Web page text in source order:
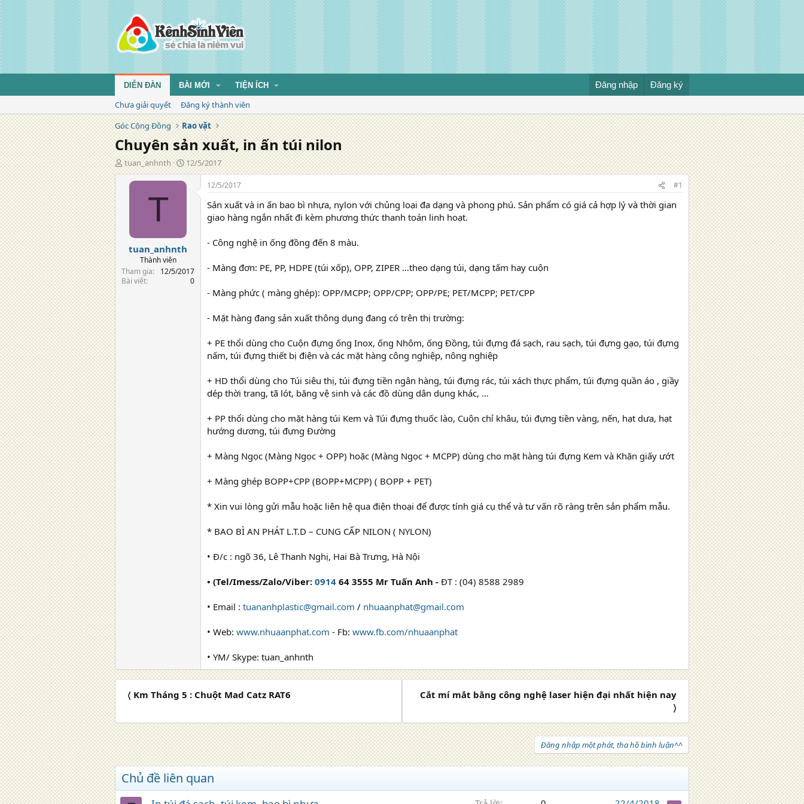
DIỄN ĐÀN BÀI MỚI TIỆN ÍCH Đăng nhập Đăng ký
Chưa giải quyết
Đăng ký thành viên
Góc Cộng Đồng
Rao vặt
Chuyên sản xuất, in ấn túi nilon
T
á
tuan_anhnth
N
g
à
g
12/5/2017
T
tuan_anhnth
Thành viên
Tham gia
12/5/2017
Bài viết
0
12/5/2017 #1
Sản xuất và in ấn bao bì nhựa, nylon với chủng loại đa dạng và phong phú. Sản phẩm có giá cả hợp lý và thời gian
giao hàng ngắn nhất đi kèm phương thức thanh toán linh hoạt.
- Công nghệ in ống đồng đến 8 màu.
- Màng đơn: PE, PP, HDPE (túi xốp), OPP, ZIPER ...theo dạng túi, dạng tấm hay cuộn
- Màng phức ( màng ghép): OPP/MCPP; OPP/CPP; OPP/PE; PET/MCPP; PET/CPP
- Mặt hàng đang sản xuất thông dụng đang có trên thị trường:
+ PE thổi dùng cho Cuộn đựng ống Inox, ống Nhôm, ống Đồng, túi đựng đá sạch, rau sạch, túi đựng gạo, túi đựng
nấm, túi đựng thiết bị điện và các mặt hàng công nghiệp, nông nghiệp
+ HD thổi dùng cho Túi siêu thị, túi đựng tiền ngân hàng, túi đựng rác, túi xách thực phẩm, túi đựng quần áo , giầy
dép thời trang, tã lót, băng vệ sinh và các đồ dùng dân dụng khác, …
+ PP thổi dùng cho mặt hàng túi Kem và Túi đựng thuốc lào, Cuộn chỉ khâu, túi đựng tiền vàng, nến, hạt dưa, hạt
hướng dương, túi đựng Đường
+ Màng Ngọc (Màng Ngọc + OPP) hoặc (Màng Ngọc + MCPP) dùng cho mặt hàng túi đựng Kem và Khăn giấy ướt
+ Màng ghép BOPP+CPP (BOPP+MCPP) ( BOPP + PET)
* Xin vui lòng gửi mẫu hoặc liên hệ qua điện thoại để được tính giá cụ thể và tư vấn rõ ràng trên sản phẩm mẫu.
* BAO BÌ AN PHÁT L.T.D – CUNG CẤP NILON ( NYLON)
• Đ/c : ngõ 36, Lê Thanh Nghị, Hai Bà Trưng, Hà Nội
• (Tel/Imess/Zalo/Viber: 0914 64 3555 Mr Tuấn Anh - ĐT : (04) 8588 2989
• Email : tuananhplastic@gmail.com / nhuaanphat@gmail.com
• Web: www.nhuaanphat.com - Fb: www.fb.com/nhuaanphat
• YM/ Skype: tuan_anhnth
〈 Km Tháng 5 : Chuột Mad Catz RAT6
Cắt mí mắt bằng công nghệ laser hiện đại nhất hiện nay
〉
Đăng nhập một phát, tha hồ bình luận^^
Chủ đề liên quan